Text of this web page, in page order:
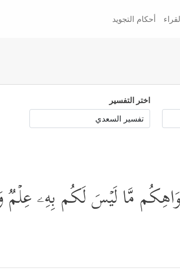
أحكام التجويد
اختر التفسير
مَّا لَیۡسَ لَكُم بِهِۦ